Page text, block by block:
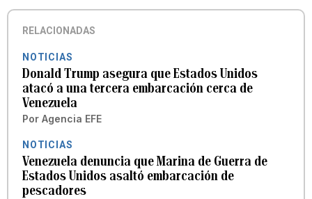
RELACIONADAS
NOTICIAS
Donald Trump asegura que Estados Unidos
atacó a una tercera embarcación cerca de
Venezuela
Por Agencia EFE
NOTICIAS
Venezuela denuncia que Marina de Guerra de
Estados Unidos asaltó embarcación de
pescadores